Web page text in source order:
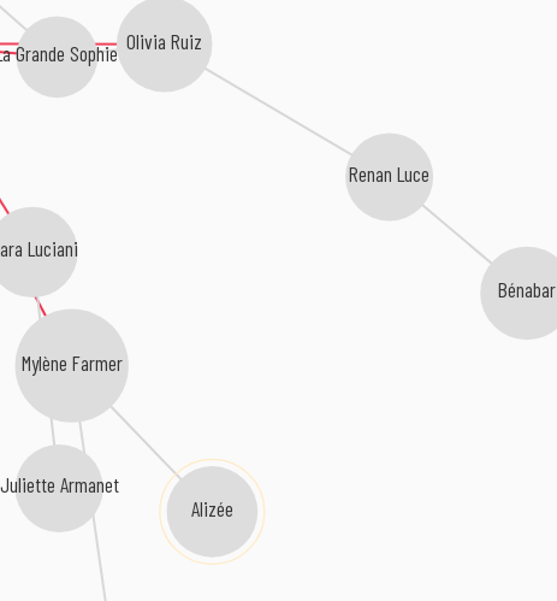
Mylène Farmer
Grande Sophie
Luciani
Olivia Ruiz
Alizée
Juliette Armanet
Renan Luce
Bénabar